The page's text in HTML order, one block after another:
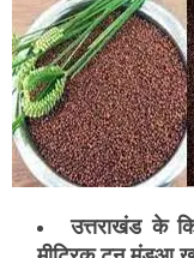
उत्तराखंड के